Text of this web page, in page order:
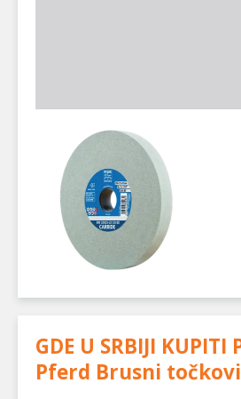
GDE U SRBIJI KUPITI
Pferd Brusni točkovi